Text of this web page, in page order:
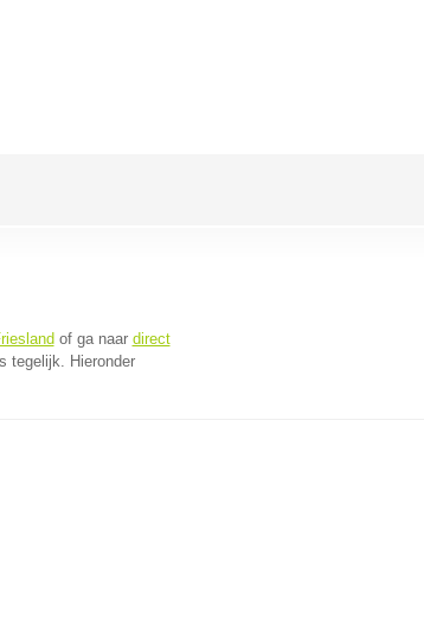
of ga naar direct
tegelijk. Hieronder